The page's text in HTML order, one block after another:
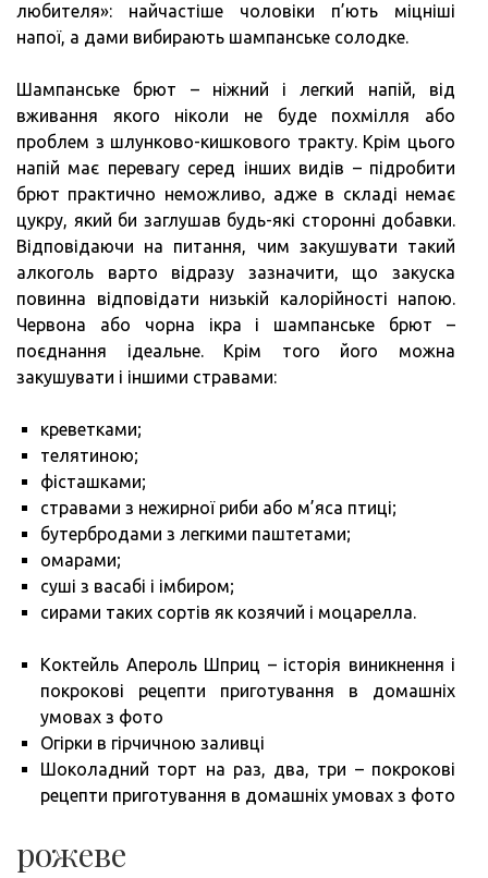
любителя»: найчастіше чоловіки п’ють міцніші
напої, а дами вибирають шампанське солодке.
Шампанське брют – ніжний і легкий напій, від
вживання якого ніколи не буде похмілля або
проблем з шлунково-кишкового тракту. Крім цього
напій має перевагу серед інших видів – підробити
брют практично неможливо, адже в складі немає
цукру, який би заглушав будь-які сторонні добавки.
Відповідаючи на питання, чим закушувати такий
алкоголь варто відразу зазначити, що закуска
повинна відповідати низькій калорійності напою.
Червона або чорна ікра і шампанське брют –
поєднання ідеальне. Крім того його можна
закушувати і іншими стравами:
креветками;
телятиною;
фісташками;
стравами з нежирної риби або м’яса птиці;
бутербродами з легкими паштетами;
омарами;
суші з васабі і імбиром;
сирами таких сортів як козячий і моцарелла.
Коктейль Апероль Шприц – історія виникнення і
покрокові рецепти приготування в домашніх
умовах з фото
Огірки в гірчичною заливці
Шоколадний торт на раз, два, три – покрокові
рецепти приготування в домашніх умовах з фото
рожеве